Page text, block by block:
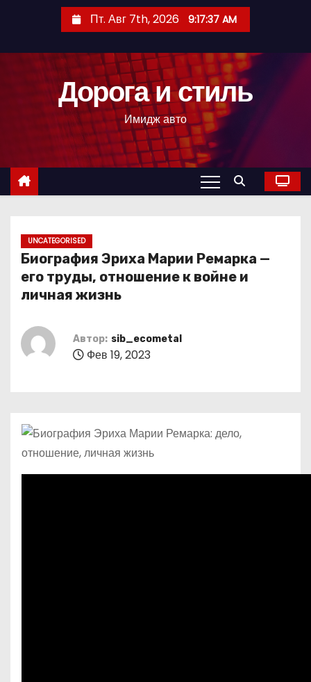
с
Пт. Авг 7th, 2026 9:17:38 AM
Дорога и стиль
Имидж авто
UNCATEGORISED
Биография Эриха Марии Ремарка —
его труды, отношение к войне и
личная жизнь
Автор: sib_ecometal
Фев 19, 2023